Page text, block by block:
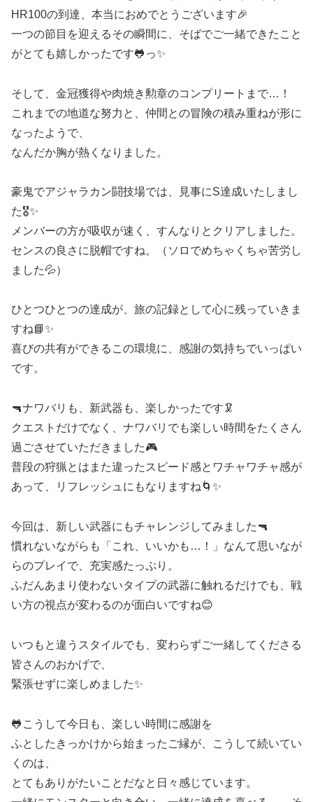
HR100の到達、本当におめでとうございます🎉
一つの節目を迎えるその瞬間に、そばでご一緒できたこと
がとても嬉しかったです🐸っ✨
そして、金冠獲得や肉焼き勲章のコンプリートまで…！
これまでの地道な努力と、仲間との冒険の積み重ねが形に
なったようで、
なんだか胸が熱くなりました。
豪鬼でアジャラカン闘技場では、見事にS達成いたしまし
た🎖️✨
メンバーの方が吸収が速く、すんなりとクリアしました。
センスの良さに脱帽ですね。（ソロでめちゃくちゃ苦労し
ました💦）
ひとつひとつの達成が、旅の記録として心に残っていきま
すね📘✨
喜びの共有ができるこの環境に、感謝の気持ちでいっぱい
です。
🔫ナワバリも、新武器も、楽しかったです🦑
クエストだけでなく、ナワバリでも楽しい時間をたくさん
過ごさせていただきました🎮
普段の狩猟とはまた違ったスピード感とワチャワチャ感が
あって、リフレッシュにもなりますね🌀✨
今回は、新しい武器にもチャレンジしてみました🔫
慣れないながらも「これ、いいかも…！」なんて思いなが
らのプレイで、充実感たっぷり。
ふだんあまり使わないタイプの武器に触れるだけでも、戦
い方の視点が変わるのが面白いですね😊
いつもと違うスタイルでも、変わらずご一緒してくださる
皆さんのおかげで、
緊張せずに楽しめました✨
🐸こうして今日も、楽しい時間に感謝を
ふとしたきっかけから始まったご縁が、こうして続いてい
くのは、
とてもありがたいことだなと日々感じています。